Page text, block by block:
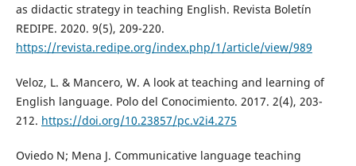
as didactic strategy in teaching English. Revista Boletín
REDIPE. 2020. 9(5), 209-220.
https://revista.redipe.org/index.php/1/article/view/989
Veloz, L. & Mancero, W. A look at teaching and learning of
English language. Polo del Conocimiento. 2017. 2(4), 203-
212. https://doi.org/10.23857/pc.v2i4.275
Oviedo N; Mena J. Communicative language teaching